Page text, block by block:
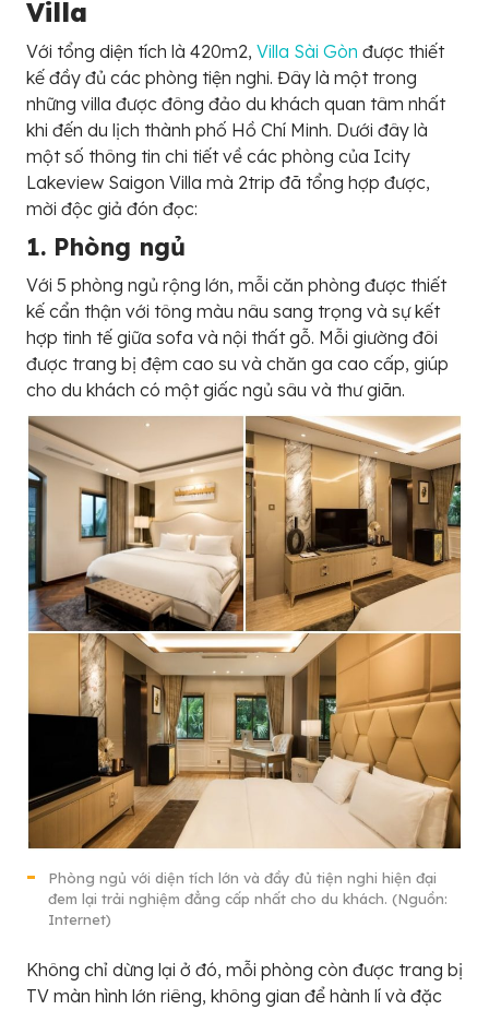
Villa
Với tổng diện tích là 420m2, Villa Sài Gòn được thiết
kế đầy đủ các phòng tiện nghi. Đây là một trong
những villa được đông đảo du khách quan tâm nhất
khi đến du lịch thành phố Hồ Chí Minh. Dưới đây là
một số thông tin chi tiết về các phòng của Icity
Lakeview Saigon Villa mà 2trip đã tổng hợp được,
mời độc giả đón đọc:
1. Phòng ngủ
Với 5 phòng ngủ rộng lớn, mỗi căn phòng được thiết
kế cẩn thận với tông màu nâu sang trọng và sự kết
hợp tinh tế giữa sofa và nội thất gỗ. Mỗi giường đôi
được trang bị đệm cao su và chăn ga cao cấp, giúp
cho du khách có một giấc ngủ sâu và thư giãn.
Phòng ngủ với diện tích lớn và đầy đủ tiện nghi hiện đại
đem lại trải nghiệm đẳng cấp nhất cho du khách. (Nguồn:
Internet)
Không chỉ dừng lại ở đó, mỗi phòng còn được trang bị
TV màn hình lớn riêng, không gian để hành lí và đặc